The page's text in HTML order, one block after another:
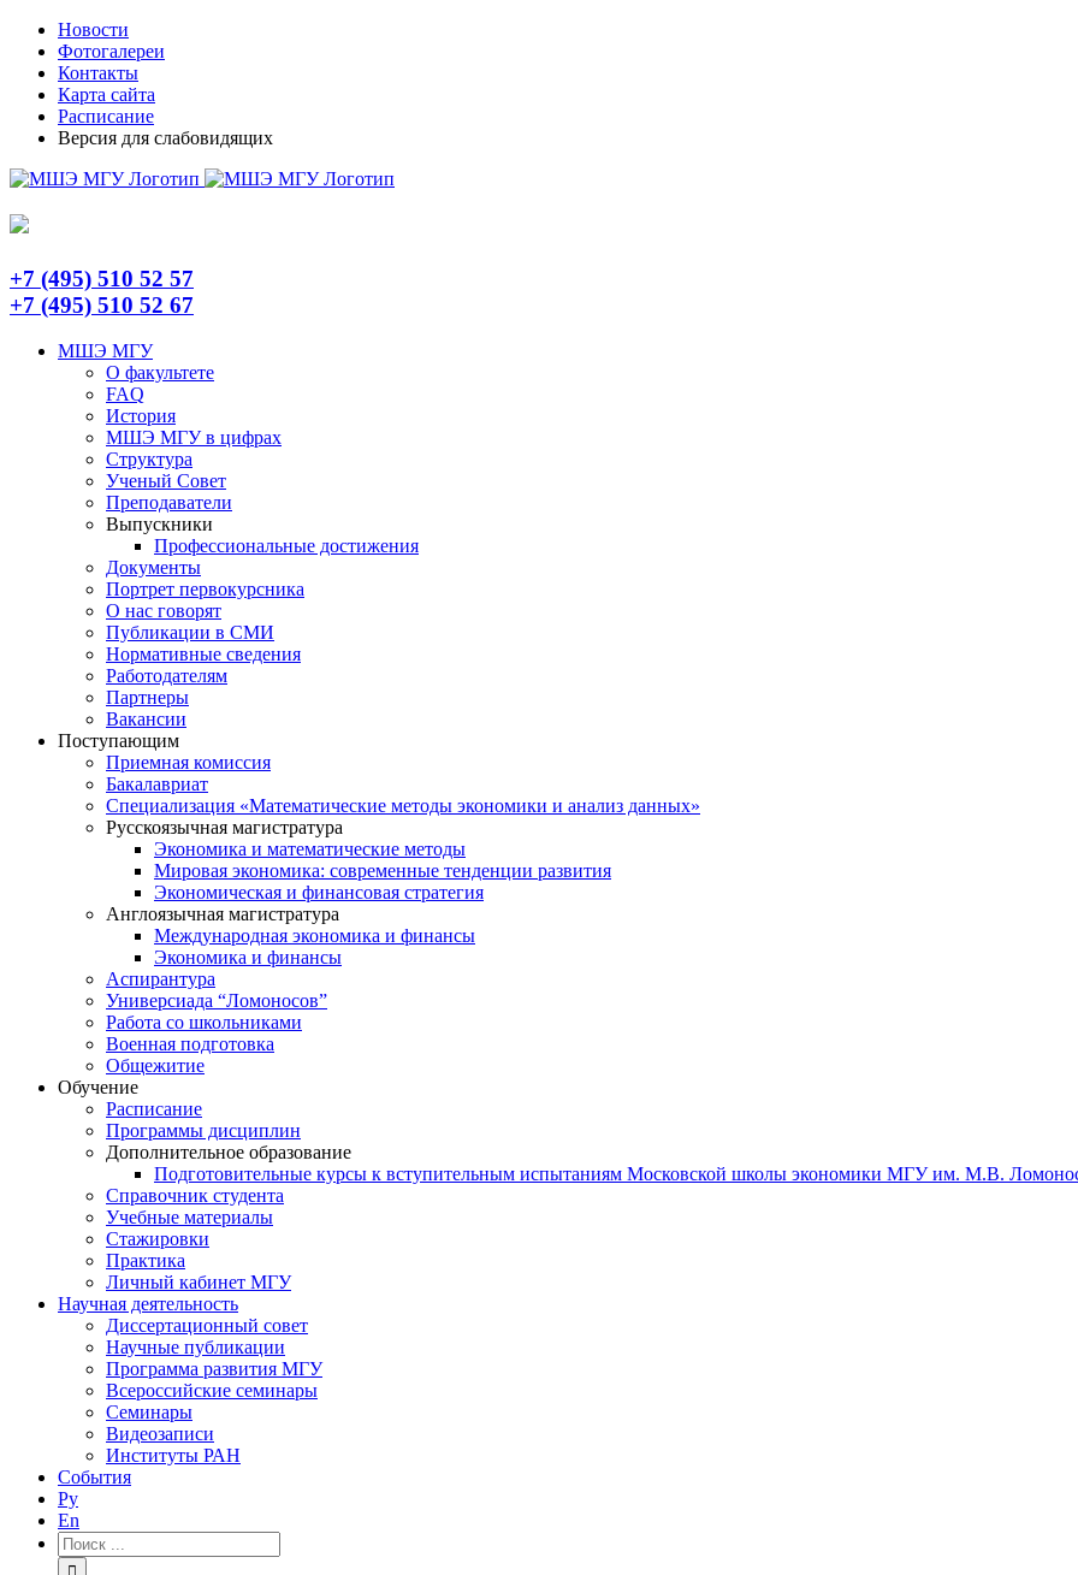
Skip
content
TelegramНовости
Фотогалереи
Контакты
Карта сайта
Расписание
Версия для слабовидящих
+7 (495) 510 52 57
+7 (495) 510 52 67
МШЭ МГУ
О факультете
FAQ
История
МШЭ МГУ в цифрах
Структура
Ученый Совет
Преподаватели
Выпускники
Профессиональные достижения
Документы
Портрет первокурсника
О нас говорят
Публикации в СМИ
Нормативные сведения
Работодателям
Партнеры
Вакансии
Поступающим
Приемная комиссия
Бакалавриат
Специализация «Математические методы экономики и анализ данных»
Русскоязычная магистратура
Экономика и математические методы
Мировая экономика: современные тенденции развития
Экономическая и финансовая стратегия
Англоязычная магистратура
Международная экономика и финансы
Экономика и финансы
Аспирантура
Универсиада “Ломоносов”
Работа со школьниками
Военная подготовка
Общежитие
Обучение
Расписание
Программы дисциплин
Дополнительное образование
Подготовительные курсы к вступительным испытаниям Московской школы экономики МГУ им. М.В.
Справочник студента
Учебные материалы
Стажировки
Практика
Личный кабинет МГУ
Научная деятельность
Диссертационный совет
Научные публикации
Программа развития МГУ
Всероссийские семинары
Семинары
Видеозаписи
Институты РАН
События
Ру
En
Результат
поиска: